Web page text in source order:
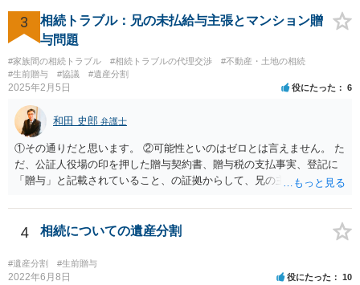
3
相続トラブル：兄の未払給与主張とマンション贈
与問題
#家族間の相続トラブル #相続トラブルの代理交渉
#不動産・土地の相続
#生前贈与
#協議 #遺産分割
2025年2月5日 役にたった 6
和田 史郎 弁護士
①その通りだと思います。 ②可能性といのはゼロとは言えません。 た
だ、公証人役場の印を押した贈与契約書、贈与税の支払事実、登記に
「贈与」と記載されていること、の証拠からして、兄の主張は通らな
わなければ、遺産分割調停を申し立てて進めるのがベターのような気
がしますね。
4 相続についての遺産分割
#遺産分割 #生前贈与
2022年6月8日 役にたった 10